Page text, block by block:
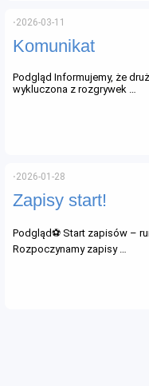
Komunikat
⋅2026-03-11
Podgląd Informujemy, że
wykluczona z rozgrywek …
Zapisy start!
⋅2026-01-28
Podgląd⚽ Start zapisów –
Rozpoczynamy zapisy …